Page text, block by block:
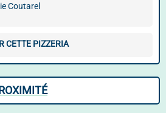
Coutarel
CETTE PIZZERIA